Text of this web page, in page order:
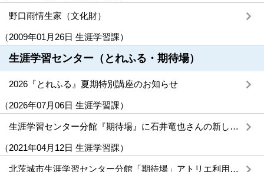
野口雨情生家（文化財）
（2009年01月26日 生涯学習課）
生涯学習センター（とれふる・期待場）
2026『とれふる』夏期特別講座のお知らせ
（2026年07月06日 生涯学習課）
生涯学習センター分館『期待場』に石井竜也さんの新しい作品が加わりました！
（2021年04月12日 生涯学習課）
北茨城市生涯学習センター分館「期待場」アトリエ利用者募集について